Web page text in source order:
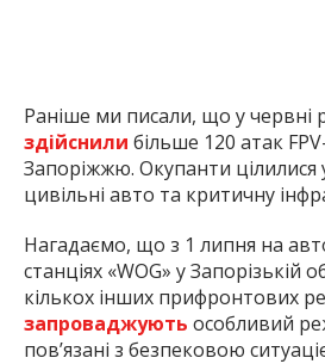
Раніше ми писали, що у червні
здійснили більше 120 атак
Запоріжжю. Окупанти цілилися
цивільні авто та критичну
Нагадаємо, що з 1 липня на
станціях «WOG» у Запорізькій
кількох інших прифронтових
запроваджують особливий
пов’язані з безпековою